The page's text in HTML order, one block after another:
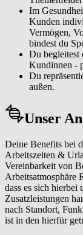
Im
Kunden
Vermögen,
bindest du
Du begleitest
Kundinnen -
Du
außen.
Unser
Deine Benefits bei
Arbeitszeiten &
Vereinbarkeit von
Arbeitsatmosphäre
dass es sich
Zusatzleistungen
nach Standort,
ist in den hierfür